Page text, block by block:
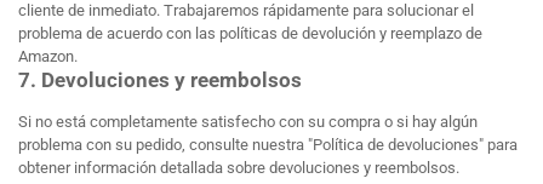
cliente de inmediato. Trabajaremos rápidamente para solucionar el
problema de acuerdo con las políticas de devolución y reemplazo de
Amazon.
7. Devoluciones y reembolsos
Si no está completamente satisfecho con su compra o si hay algún
problema con su pedido, consulte nuestra "Política de devoluciones" para
obtener información detallada sobre devoluciones y reembolsos.